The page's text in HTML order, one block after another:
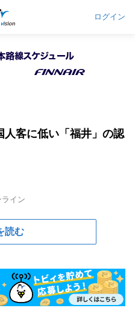
ログイン
人客に低い「福井」の認
イン
読む